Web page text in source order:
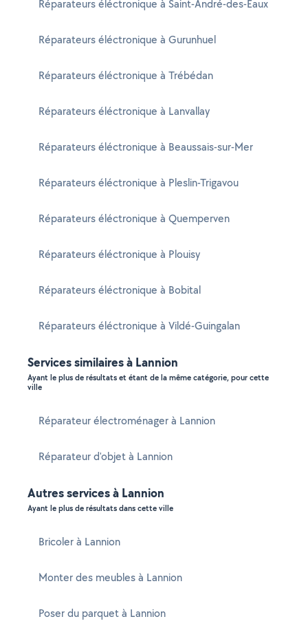
Réparateurs éléctronique à Saint-André-des-Eaux
Réparateurs éléctronique à Gurunhuel
Réparateurs éléctronique à Trébédan
Réparateurs éléctronique à Lanvallay
Réparateurs éléctronique à Beaussais-sur-Mer
Réparateurs éléctronique à Pleslin-Trigavou
Réparateurs éléctronique à Quemperven
Réparateurs éléctronique à Plouisy
Réparateurs éléctronique à Bobital
Réparateurs éléctronique à Vildé-Guingalan
Services similaires à Lannion
Ayant le plus de résultats et étant de la même catégorie, pour cette
ville
Réparateur électroménager à Lannion
Réparateur d'objet à Lannion
Autres services à Lannion
Ayant le plus de résultats dans cette ville
Bricoler à Lannion
Monter des meubles à Lannion
Poser du parquet à Lannion